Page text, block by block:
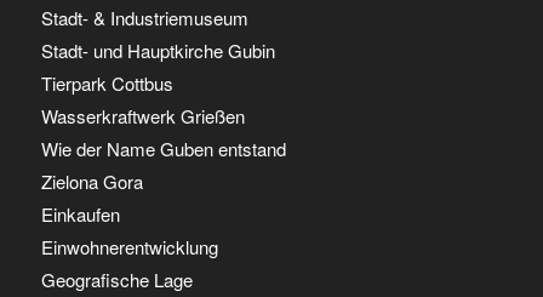
Stadt- & Industriemuseum
Stadt- und Hauptkirche Gubin
Tierpark Cottbus
Wasserkraftwerk Grießen
Wie der Name Guben entstand
Zielona Gora
Einkaufen
Einwohnerentwicklung
Geografische Lage